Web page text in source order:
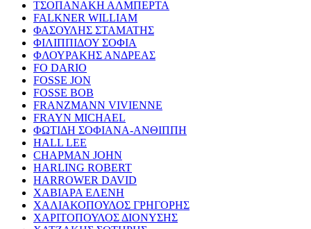
ΤΣΟΠΑΝΑΚΗ ΑΛΜΠΕΡΤΑ
FALKNER WILLIAM
ΦΑΣΟΥΛΗΣ ΣΤΑΜΑΤΗΣ
ΦΙΛΙΠΠΙΔΟΥ ΣΟΦΙΑ
ΦΛΟΥΡΑΚΗΣ ΑΝΔΡΕΑΣ
FO DARIO
FOSSE JON
FOSSE BOB
FRANZMANN VIVIENNE
FRAYN MICHAEL
ΦΩΤΙΔΗ ΣΟΦΙΑΝΑ-ΑΝΘΙΠΠΗ
HALL LEE
CHAPMAN JOHN
HARLING ROBERT
HARROWER DAVID
ΧΑΒΙΑΡΑ ΕΛΕΝΗ
ΧΑΛΙΑΚΟΠΟΥΛΟΣ ΓΡΗΓΟΡΗΣ
ΧΑΡΙΤΟΠΟΥΛΟΣ ΔΙΟΝΥΣΗΣ